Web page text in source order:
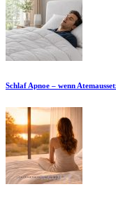
Schlaf Apnoe – wenn